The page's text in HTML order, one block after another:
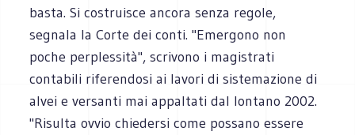
basta. Si costruisce ancora senza regole,
segnala la Corte dei conti. "Emergono non
poche perplessità", scrivono i magistrati
contabili riferendosi ai lavori di sistemazione di
alvei e versanti mai appaltati dal lontano 2002.
"Risulta ovvio chiedersi come possano essere